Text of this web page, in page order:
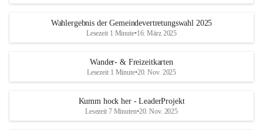
Wahlergebnis der Gemeindevertretungswahl 2025
Lesezeit 1 Minute•16. März 2025
Wander- & Freizeitkarten
Lesezeit 1 Minute•20. Nov. 2025
Kumm hock her - LeaderProjekt
Lesezeit 7 Minuten•20. Nov. 2025